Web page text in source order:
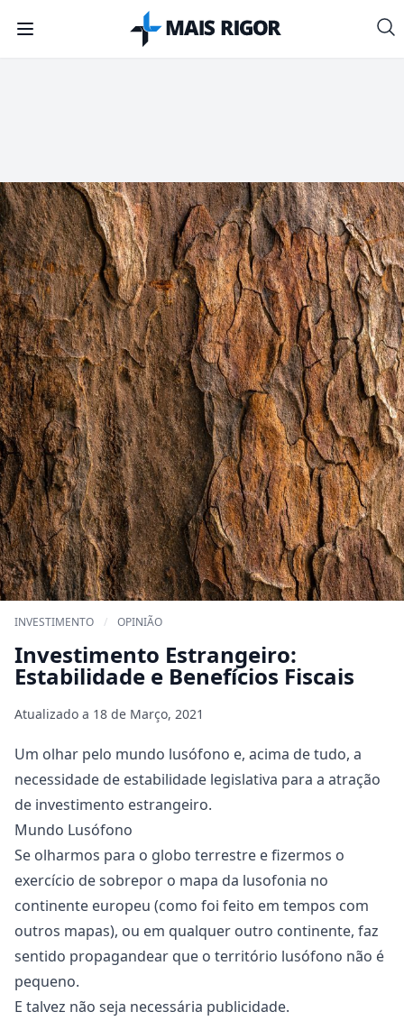
Mais Rigor
INVESTIMENTO / OPINIÃO
Investimento Estrangeiro:
Estabilidade e Benefícios Fiscais
Atualizado a 18 de Março, 2021
Um olhar pelo mundo lusófono e, acima de tudo, a
necessidade de estabilidade legislativa para a atração
de investimento estrangeiro.
Mundo Lusófono
Se olharmos para o globo terrestre e fizermos o
exercício de sobrepor o mapa da lusofonia no
continente europeu (como foi feito em tempos com
outros mapas), ou em qualquer outro continente, faz
sentido propagandear que o território lusófono não é
pequeno.
E talvez não seja necessária publicidade.